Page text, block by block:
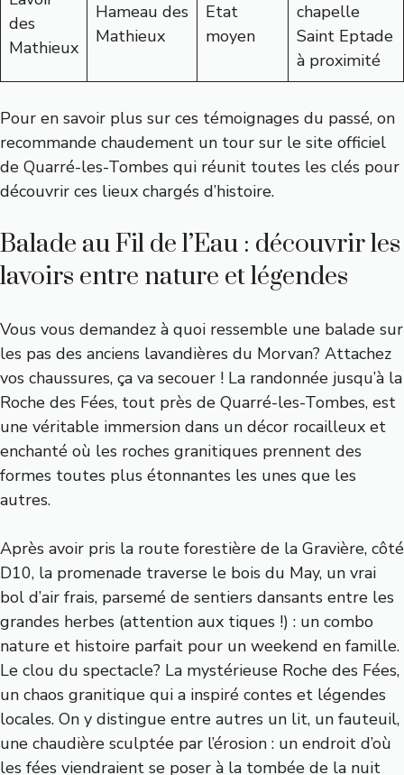
des
Mathieux
Hameau des
Mathieux
Etat
moyen
chapelle
Saint Eptade
à proximité
Pour en savoir plus sur ces témoignages du passé, on
recommande chaudement un tour sur le site officiel
de Quarré-les-Tombes qui réunit toutes les clés pour
découvrir ces lieux chargés d’histoire.
Balade au Fil de l’Eau : découvrir les
lavoirs entre nature et légendes
Vous vous demandez à quoi ressemble une balade sur
les pas des anciens lavandières du Morvan? Attachez
vos chaussures, ça va secouer ! La randonnée jusqu’à la
Roche des Fées, tout près de Quarré-les-Tombes, est
une véritable immersion dans un décor rocailleux et
enchanté où les roches granitiques prennent des
formes toutes plus étonnantes les unes que les
autres.
Après avoir pris la route forestière de la Gravière, côté
D10, la promenade traverse le bois du May, un vrai
bol d’air frais, parsemé de sentiers dansants entre les
grandes herbes (attention aux tiques !) : un combo
nature et histoire parfait pour un weekend en famille.
Le clou du spectacle? La mystérieuse Roche des Fées,
un chaos granitique qui a inspiré contes et légendes
locales. On y distingue entre autres un lit, un fauteuil,
une chaudière sculptée par l’érosion : un endroit d’où
les fées viendraient se poser à la tombée de la nuit